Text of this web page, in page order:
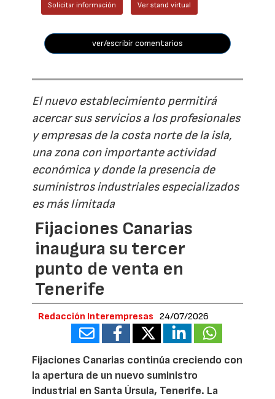
Solicitar información Ver stand virtual
ver/escribir comentarios
El nuevo establecimiento permitirá
acercar sus servicios a los profesionales
y empresas de la costa norte de la isla,
una zona con importante actividad
económica y donde la presencia de
suministros industriales especializados
es más limitada
Fijaciones Canarias
inaugura su tercer
punto de venta en
Tenerife
Redacción Interempresas 24/07/2026
Fijaciones Canarias continúa creciendo con
la apertura de un nuevo suministro
industrial en Santa Úrsula, Tenerife. La